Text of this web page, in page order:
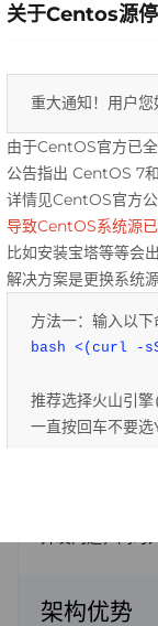
网络数据交换需
解决方案
提供高效解决方案
方案架构
制个性化的云
的安全保障；
架构优势
关于Centos源
重大通知！用户
由于CentOS官方已
公告指出 CentOS 7
详情见CentOS官方公
导致CentOS系统源
比如安装宝塔等等会
解决方案是更换系统源
方法一：输入以下
bash <(curl -
推荐选择火山引
一直按回车不要选Y
http://